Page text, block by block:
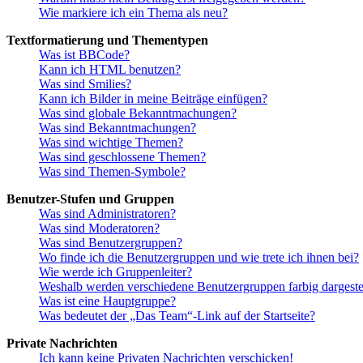
Wie markiere ich ein Thema als neu?
Textformatierung und Thementypen
Was ist BBCode?
Kann ich HTML benutzen?
Was sind Smilies?
Kann ich Bilder in meine Beiträge einfügen?
Was sind globale Bekanntmachungen?
Was sind Bekanntmachungen?
Was sind wichtige Themen?
Was sind geschlossene Themen?
Was sind Themen-Symbole?
Benutzer-Stufen und Gruppen
Was sind Administratoren?
Was sind Moderatoren?
Was sind Benutzergruppen?
Wo finde ich die Benutzergruppen und wie trete ich ihnen bei?
Wie werde ich Gruppenleiter?
Weshalb werden verschiedene Benutzergruppen farbig
Was ist eine Hauptgruppe?
Was bedeutet der „Das Team“-Link auf der Startseite?
Private Nachrichten
Ich kann keine Privaten Nachrichten verschicken!